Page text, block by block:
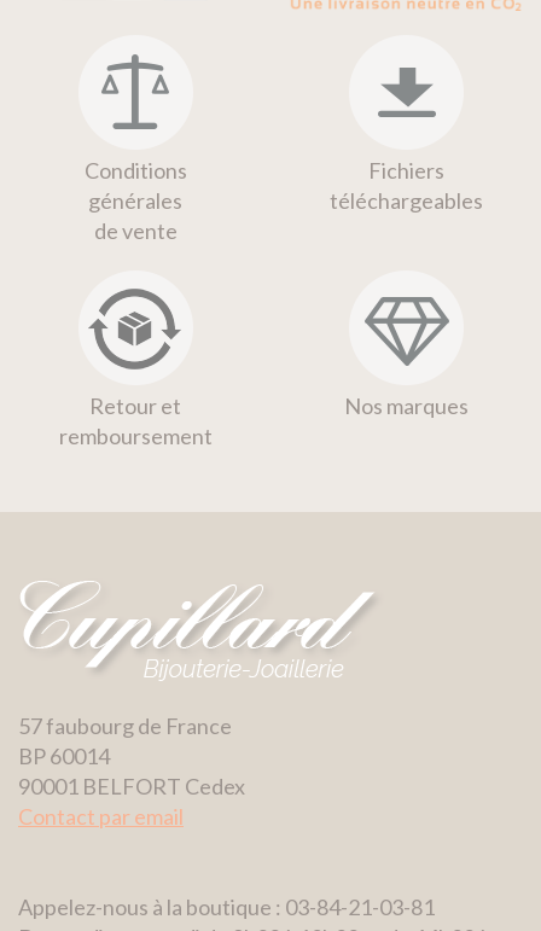
Conditions
générales
de vente
Fichiers
téléchargeables
Retour et
remboursement
Nos marques
57 faubourg de France
BP 60014
90001 BELFORT Cedex
Contact par email
Appelez-nous à la boutique : 03-84-21-03-81